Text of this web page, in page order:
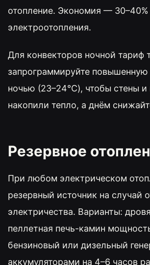
отопление. Экономия —
электроотопления.
Для конвекторов ночной тариф
запрограммируйте повышенную
ночью (23–24°C), чтобы стены и
накопили тепло, а днём
Резервное
При любом электрическом
резервный источник на случай
электричества. Варианты:
пеллетная печь-камин
бензиновый или дизельный
аккумуляторами на 4–6 часов